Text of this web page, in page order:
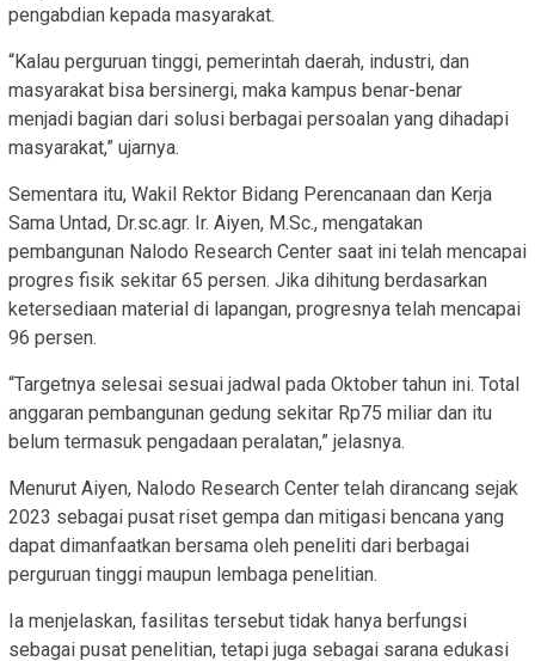
pengabdian kepada masyarakat.
“Kalau perguruan tinggi, pemerintah daerah, industri, dan
masyarakat bisa bersinergi, maka kampus benar-benar
menjadi bagian dari solusi berbagai persoalan yang dihadapi
masyarakat,” ujarnya.
Sementara itu, Wakil Rektor Bidang Perencanaan dan Kerja
Sama Untad, Dr.sc.agr. Ir. Aiyen, M.Sc., mengatakan
pembangunan Nalodo Research Center saat ini telah mencapai
progres fisik sekitar 65 persen. Jika dihitung berdasarkan
ketersediaan material di lapangan, progresnya telah mencapai
96 persen.
“Targetnya selesai sesuai jadwal pada Oktober tahun ini. Total
anggaran pembangunan gedung sekitar Rp75 miliar dan itu
belum termasuk pengadaan peralatan,” jelasnya.
Menurut Aiyen, Nalodo Research Center telah dirancang sejak
2023 sebagai pusat riset gempa dan mitigasi bencana yang
dapat dimanfaatkan bersama oleh peneliti dari berbagai
perguruan tinggi maupun lembaga penelitian.
Ia menjelaskan, fasilitas tersebut tidak hanya berfungsi
sebagai pusat penelitian, tetapi juga sebagai sarana edukasi